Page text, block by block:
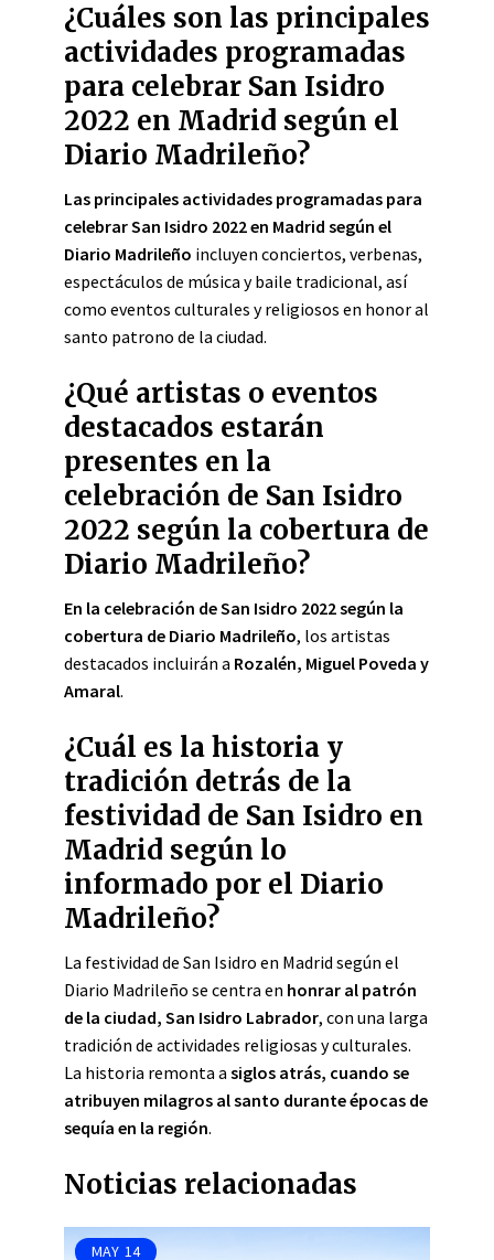
¿Cuáles son las principales
actividades programadas
para celebrar San Isidro
2022 en Madrid según el
Diario Madrileño?
Las principales actividades programadas para
celebrar San Isidro 2022 en Madrid según el
Diario Madrileño incluyen conciertos, verbenas,
espectáculos de música y baile tradicional, así
como eventos culturales y religiosos en honor al
santo patrono de la ciudad.
¿Qué artistas o eventos
destacados estarán
presentes en la
celebración de San Isidro
2022 según la cobertura de
Diario Madrileño?
En la celebración de San Isidro 2022 según la
cobertura de Diario Madrileño, los artistas
destacados incluirán a Rozalén, Miguel Poveda y
Amaral.
¿Cuál es la historia y
tradición detrás de la
festividad de San Isidro en
Madrid según lo
informado por el Diario
Madrileño?
La festividad de San Isidro en Madrid según el
Diario Madrileño se centra en honrar al patrón
de la ciudad, San Isidro Labrador, con una larga
tradición de actividades religiosas y culturales.
La historia remonta a siglos atrás, cuando se
atribuyen milagros al santo durante épocas de
sequía en la región.
Noticias relacionadas
MAY 14